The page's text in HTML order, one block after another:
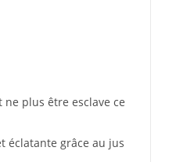
ne plus être esclave ce
éclatante grâce au jus